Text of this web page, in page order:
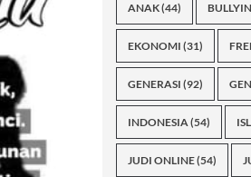
ANAK(44)
EKONOMI (31)
GENERASI (92)
INDONESIA(54)
JUDI ONLINE(54)